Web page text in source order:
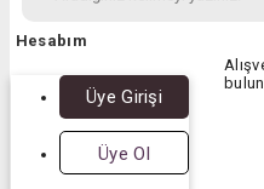
Hesabım
Üye Girişi
Üye Ol